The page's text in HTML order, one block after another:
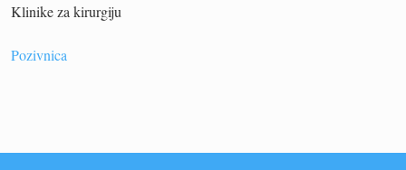
Klinike za kirurgiju
Pozivnica